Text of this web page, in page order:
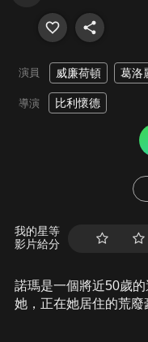
演員 威廉荷頓 葛洛
導演 比利懷德
我的星等
影片給分
諾瑪是一個將近50歲
她，正在她居住的荒